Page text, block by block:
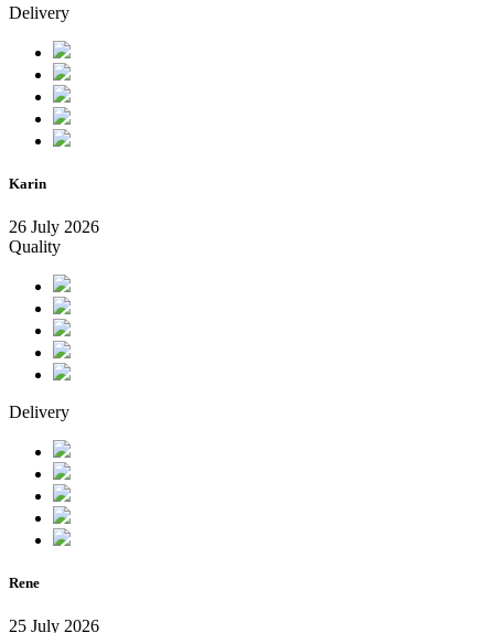
Delivery
Karin
26 July 2026
Quality
Delivery
Rene
25 July 2026